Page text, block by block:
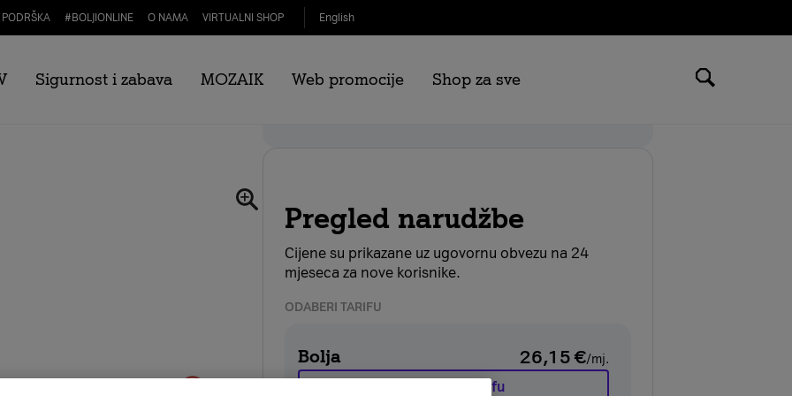
PODRŠKA #BOLJIONLINE O NAMA VIRTUALNI SHOP English
Sigurnost i zabava MOZAIK Web promocije Shop za sve
5G crni
Pregled narudžbe
Cijene su prikazane uz ugovornu obvezu na 24
mjeseca za nove korisnike.
ODABERI TARIFU
Bolja 26,15€/mj.
Promijeni tarifu